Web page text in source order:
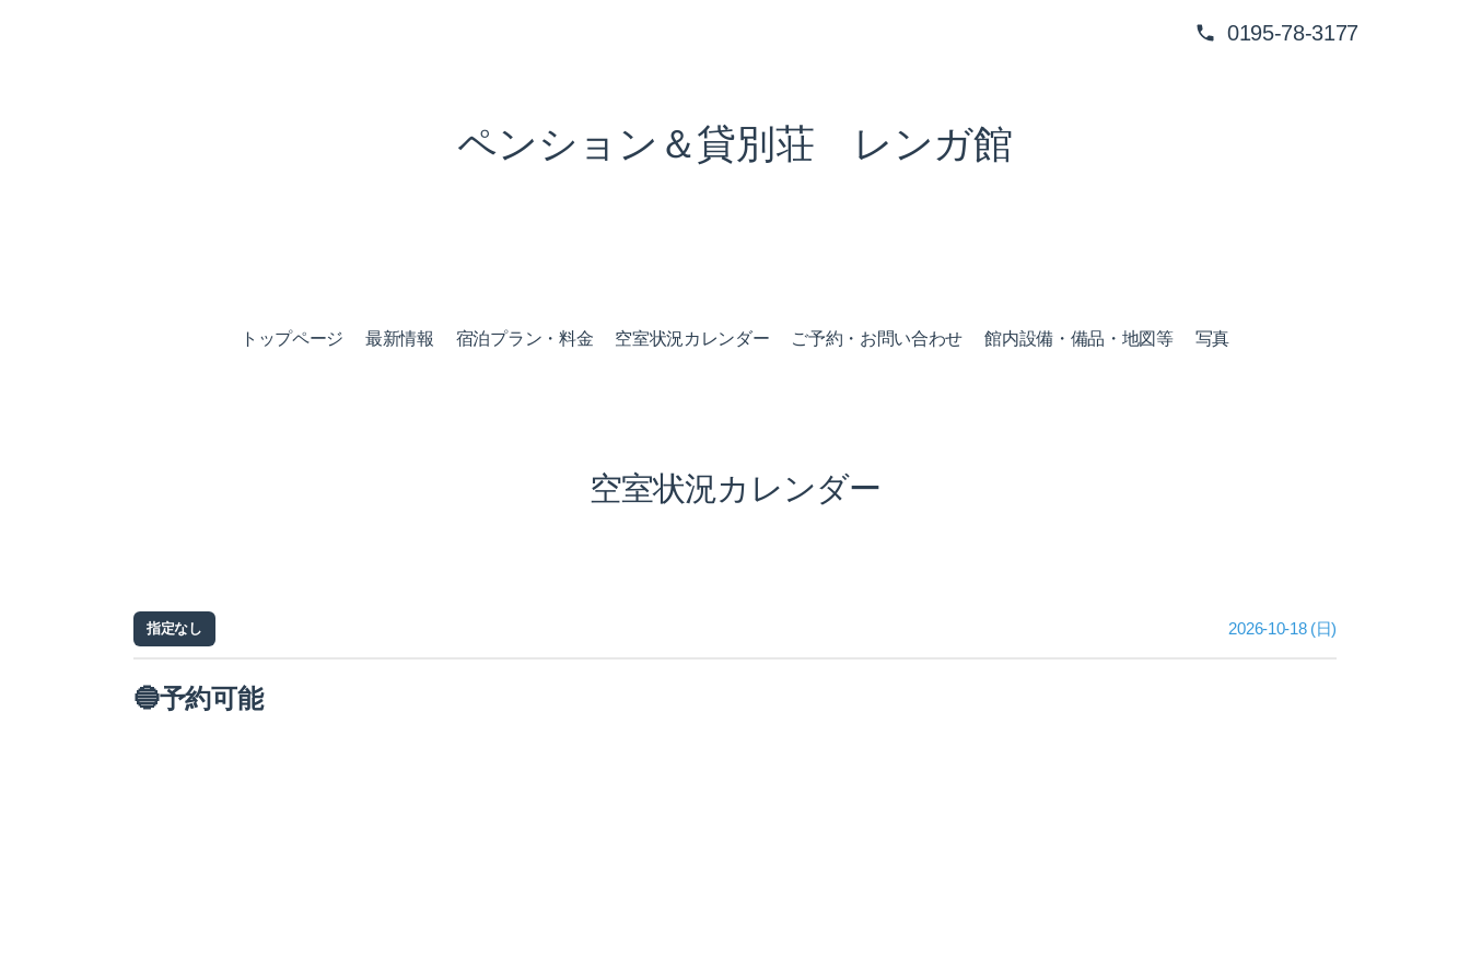
0195-78-3177
ペンション＆貸別荘 レンガ館
トップページ 最新情報 宿泊プラン・料金 空室状況カレンダー ご予約・お問い合わせ 館内設備・備品・地図等 写真
空室状況カレンダー
指定なし 2026-10-18 (日)
🔵予約可能